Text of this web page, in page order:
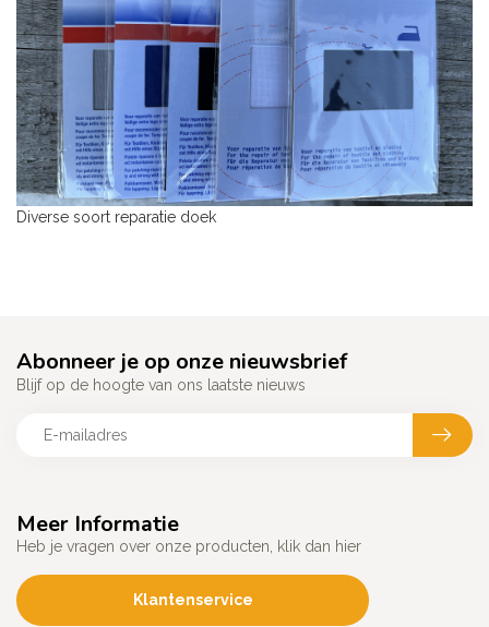
Diverse soort reparatie doek
Meer Informatie
Heb je vragen over onze producten, klik dan hier
Klantenservice
Abonneer je op onze nieuwsbrief
Blijf op de hoogte van ons laatste nieuws